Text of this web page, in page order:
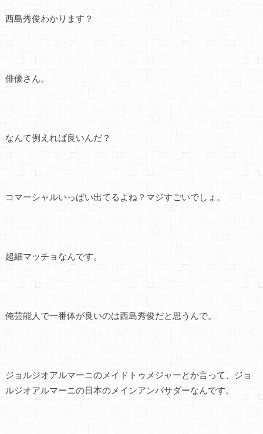
西島秀俊わかります？
俳優さん。
なんて例えれば良いんだ？
コマーシャルいっぱい出てるよね？マジすごいでしょ。
超細マッチョなんです。
俺芸能人で一番体が良いのは西島秀俊だと思うんで。
ジョルジオアルマーニのメイドトゥメジャーとか言って、ジョ
ルジオアルマーニの日本のメインアンバサダーなんです。